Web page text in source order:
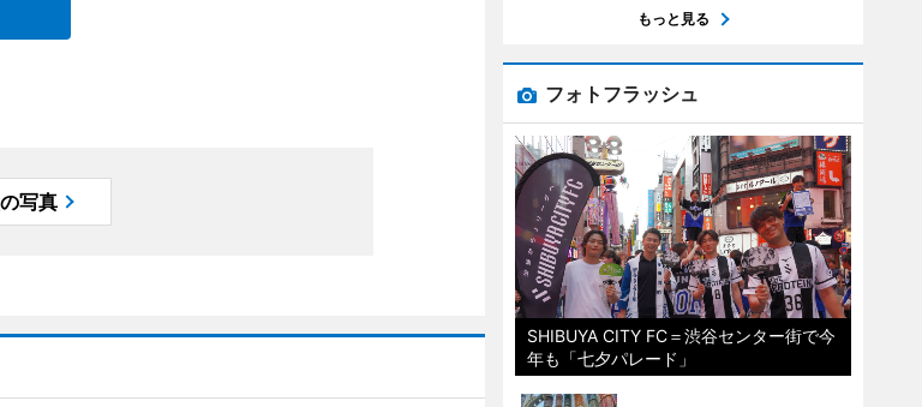
写真
もっと見る
フォトフラッシュ
SHIBUYA CITY FC＝渋谷センター街で今
年も「七夕パレード」